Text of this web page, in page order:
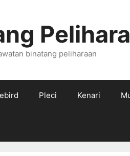
binatang peliharaan
Pleci Kenari